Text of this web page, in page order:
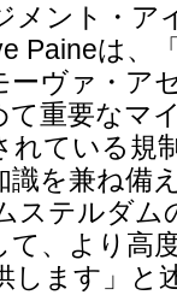
メント・ア
Paineは、
ーヴァ・ア
重要なマ
ている規
識を兼ね備
ステルダム
、より高
します」と